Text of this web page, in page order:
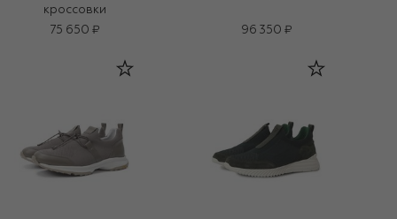
кроссовки
75 650 ₽
96 350 ₽